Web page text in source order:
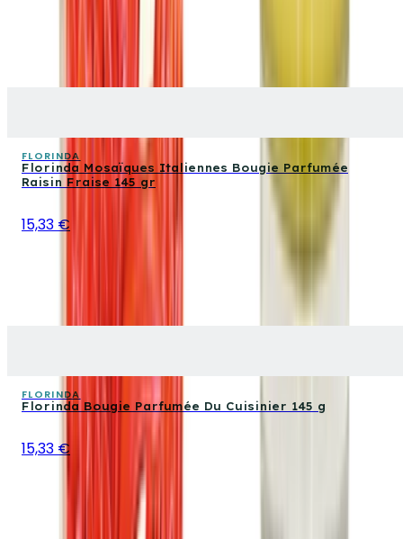
FLORINDA
Florinda Mosaïques Italiennes Bougie Parfumée
Raisin Fraise 145 gr
15,33 €
FLORINDA
Florinda Bougie Parfumée Du Cuisinier 145 g
15,33 €